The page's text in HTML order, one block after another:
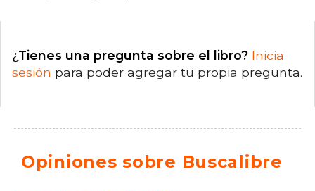
¿Tienes una pregunta sobre el libro? Inicia
sesión para poder agregar tu propia pregunta.
Opiniones sobre Buscalibre